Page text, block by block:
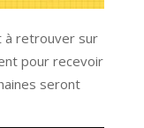
à retrouver sur
pour recevoir
seront